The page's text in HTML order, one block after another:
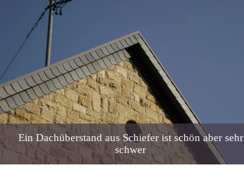
Ein Dachüberstand aus Schiefer ist schön aber sehr
schwer